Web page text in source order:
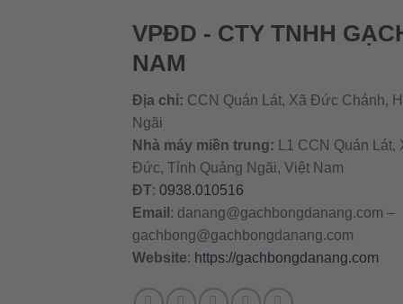
VPĐD - CTY TNHH
NAM
Địa chỉ: CCN Quán Lát, Xã Đức Chánh,
Ngãi
Nhà máy miền trung: L1 CCN Quán
Đức, Tỉnh Quảng Ngãi, Việt Nam
ĐT: 0938.010516
Email : danang@gachbongdanang.com –
gachbong@gachbongdanang.com
Website: https://gachbongdanang.com